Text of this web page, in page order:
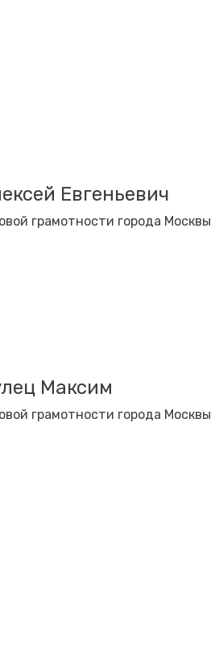
Евгеньевич
грамотности города Москвы
Максим
грамотности города Москвы